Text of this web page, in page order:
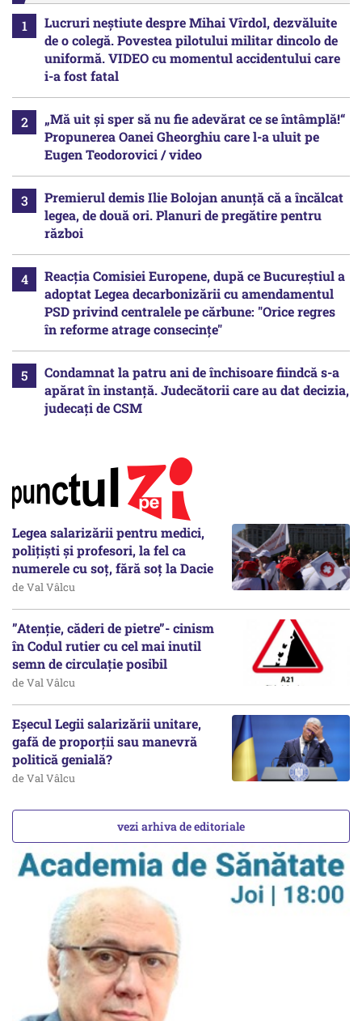
Lucruri neștiute despre Mihai Vîrdol, dezvăluite
de o colegă. Povestea pilotului militar dincolo de
uniformă. VIDEO cu momentul accidentului care
i-a fost fatal
„Mă uit și sper să nu fie adevărat ce se întâmplă!“
Propunerea Oanei Gheorghiu care l-a uluit pe
Eugen Teodorovici / video
Premierul demis Ilie Bolojan anunță că a încălcat
legea, de două ori. Planuri de pregătire pentru
război
Reacția Comisiei Europene, după ce Bucureștiul a
adoptat Legea decarbonizării cu amendamentul
PSD privind centralele pe cărbune: "Orice regres
în reforme atrage consecințe"
Condamnat la patru ani de închisoare fiindcă s-a
apărat în instanță. Judecătorii care au dat decizia,
judecați de CSM
Legea salarizării pentru medici,
polițiști și profesori, la fel ca
numerele cu soț, fără soț la Dacie
de Val Vâlcu
”Atenție, căderi de pietre”- cinism
în Codul rutier cu cel mai inutil
semn de circulație posibil
de Val Vâlcu
Eșecul Legii salarizării unitare,
gafă de proporții sau manevră
politică genială?
de Val Vâlcu
vezi arhiva de editoriale